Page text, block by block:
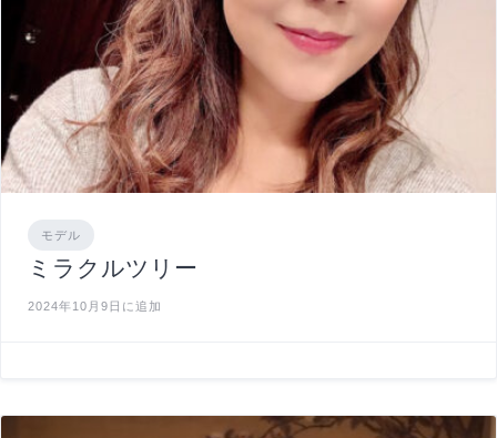
モデル
ミラクルツリー
2024年10月9日に追加